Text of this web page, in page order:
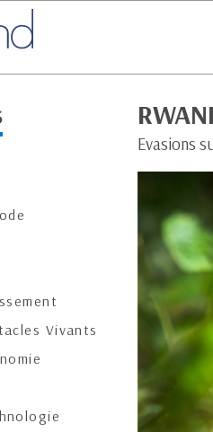
Vivants
Evasions